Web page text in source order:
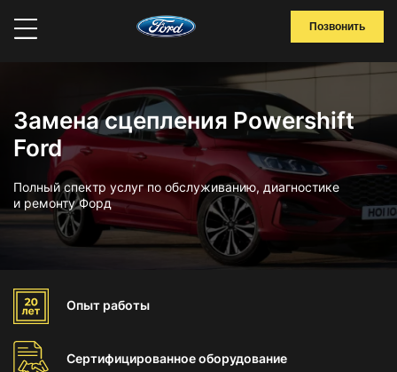
Позвонить
Замена сцепления Powershift
Ford
Полный спектр услуг по обслуживанию, диагностике
и ремонту Форд
Опыт работы
Сертифицированноеоборудование